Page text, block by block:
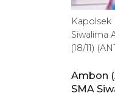
Kapolsek
Siwalima
(18/11)
Ambon
SMA